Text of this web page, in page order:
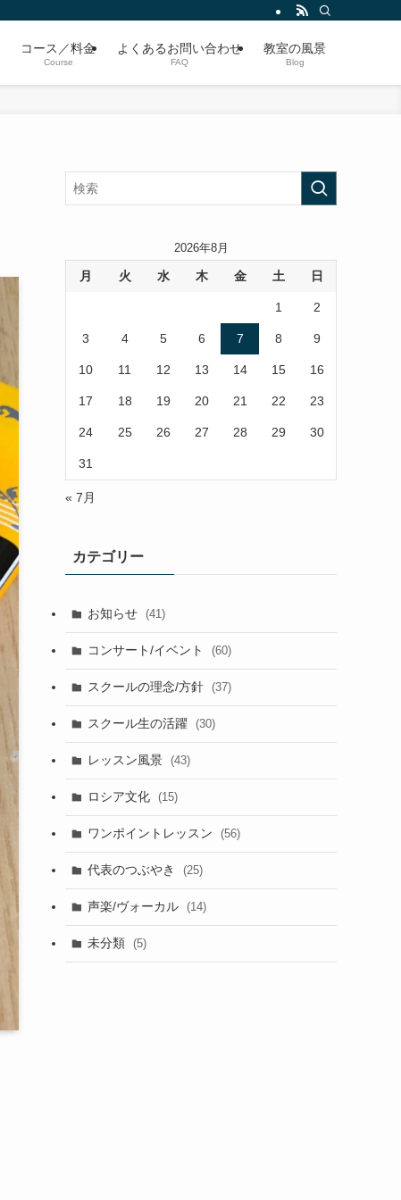
コース／料金
Course
よくあるお問い合わせ
FAQ
教室の風景
Blog
2026年8月
月 火 水 木 金 土 日
1 2
3 4 5 6 7 8 9
10 11 12 13 14 15 16
17 18 19 20 21 22 23
24 25 26 27 28 29 30
31
« 7月
カテゴリー
お知らせ (41)
コンサート/イベント (60)
スクールの理念/方針 (37)
スクール生の活躍 (30)
レッスン風景 (43)
ロシア文化 (15)
ワンポイントレッスン (56)
代表のつぶやき (25)
声楽/ヴォーカル (14)
未分類 (5)